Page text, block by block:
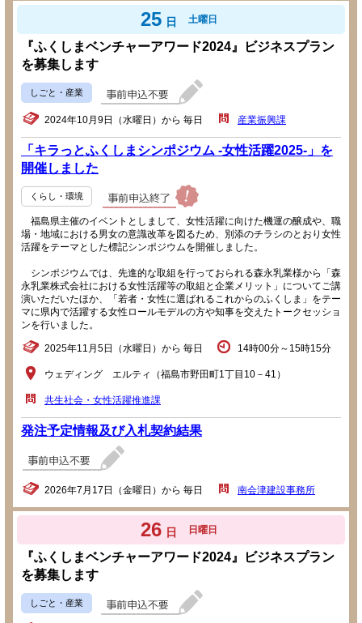
25 日 土曜日
『ふくしまベンチャーアワード2024』ビジネスプラン
を募集します
しごと・産業
2024年10月9日（水曜日）から 毎日 産業振興課
「キラっとふくしまシンポジウム -女性活躍2025-」を
開催しました
くらし・環境
福島県主催のイベントとしまして、女性活躍に向けた機運の醸成や、職
場・地域における男女の意識改革を図るため、別添のチラシのとおり女性
活躍をテーマとした標記シンポジウムを開催しました。
シンポジウムでは、先進的な取組を行っておられる森永乳業様から「森
永乳業株式会社における女性活躍等の取組と企業メリット」についてご講
演いただいたほか、「若者・女性に選ばれるこれからのふくしま」をテー
マに県内で活躍する女性ロールモデルの方や知事を交えたトークセッショ
ンを行いました。
2025年11月5日（水曜日）から 毎日 14時00分～15時15分
ウェディング エルティ（福島市野田町1丁目10－41）
共生社会・女性活躍推進課
発注予定情報及び入札契約結果
2026年7月17日（金曜日）から 毎日 南会津建設事務所
26 日 日曜日
『ふくしまベンチャーアワード2024』ビジネスプラン
を募集します
しごと・産業